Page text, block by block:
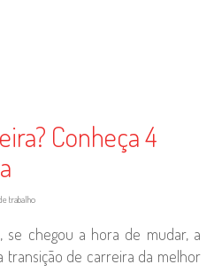
Conheça 4
trabalho
se chegou a hora de mudar, a
transição de carreira da melhor